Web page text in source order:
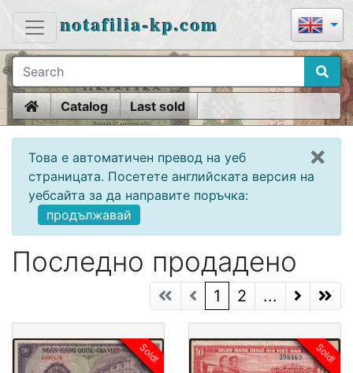
notafilia-kp.com
HomeCatalog Last sold
Това е автоматичен превод на уеб
страницата. Посетете английската версия на
уебсайта за да направите поръчка:
продължавай
Последно продадено
1 (current)
2 ...
Next Page
Next
Sold! Sold!